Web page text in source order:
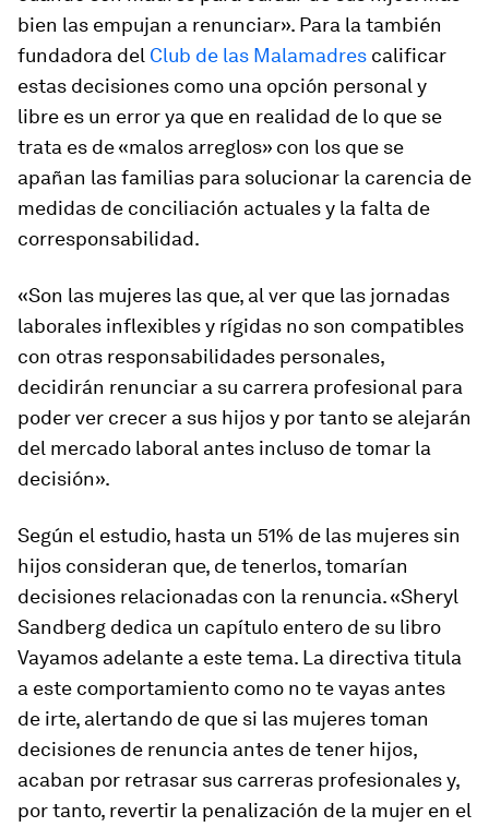
bien las empujan a renunciar». Para la también
fundadora del Club de las Malamadres calificar
estas decisiones como una opción personal y
libre es un error ya que en realidad de lo que se
trata es de «malos arreglos» con los que se
apañan las familias para solucionar la carencia de
medidas de conciliación actuales y la falta de
corresponsabilidad.
«Son las mujeres las que, al ver que las jornadas
laborales inflexibles y rígidas no son compatibles
con otras responsabilidades personales,
decidirán renunciar a su carrera profesional para
poder ver crecer a sus hijos y por tanto se alejarán
del mercado laboral antes incluso de tomar la
decisión».
Según el estudio, hasta un 51% de las mujeres sin
hijos consideran que, de tenerlos, tomarían
decisiones relacionadas con la renuncia. «Sheryl
Sandberg dedica un capítulo entero de su libro
Vayamos adelante a este tema. La directiva titula
a este comportamiento como no te vayas antes
de irte, alertando de que si las mujeres toman
decisiones de renuncia antes de tener hijos,
acaban por retrasar sus carreras profesionales y,
por tanto, revertir la penalización de la mujer en el